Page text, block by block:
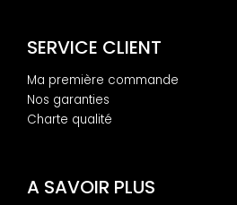
SERVICE CLIENT
Ma première commande
Nos garanties
Charte qualité
A SAVOIR PLUS